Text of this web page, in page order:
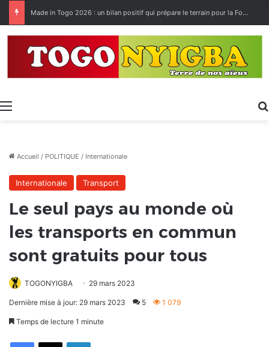
Made in Togo 2026 : un bilan positif qui prépare le terrain pour la Foire Internationale de Lomé
Menu
Accueil / POLITIQUE / Internationale
Internationale Transport
Le seul pays au monde où
les transports en commun
sont gratuits pour tous
TOGONYIGBA 29 mars 2023
Dernière mise à jour: 29 mars 2023 5 1 079
Temps de lecture 1 minute
FacebookX Linkedin